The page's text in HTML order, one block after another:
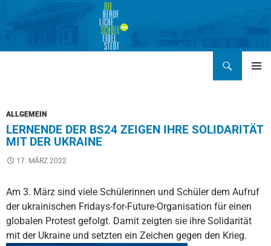
ALLGEMEIN
LERNENDE DER BS24 ZEIGEN IHRE SOLIDARITÄT
MIT DER UKRAINE
17. MÄRZ 2022
Am 3. März sind viele Schülerinnen und Schüler dem Aufruf
der ukrainischen Fridays-for-Future-Organisation für einen
globalen Protest gefolgt. Damit zeigten sie ihre Solidarität
mit der Ukraine und setzten ein Zeichen gegen den Krieg.